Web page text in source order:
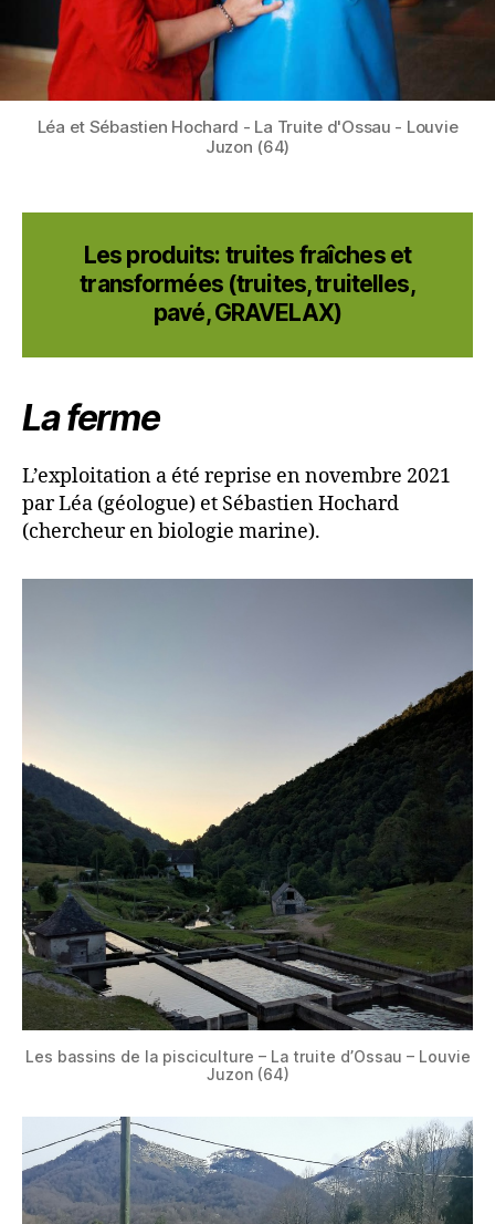
Léa et Sébastien Hochard - La Truite d'Ossau - Louvie
Juzon (64)
Les produits: truites fraîches et
transformées (truites, truitelles,
pavé, GRAVELAX)
La ferme
L’exploitation a été reprise en novembre 2021
par Léa (géologue) et Sébastien Hochard
(chercheur en biologie marine).
Les bassins de la pisciculture – La truite d’Ossau – Louvie
Juzon (64)